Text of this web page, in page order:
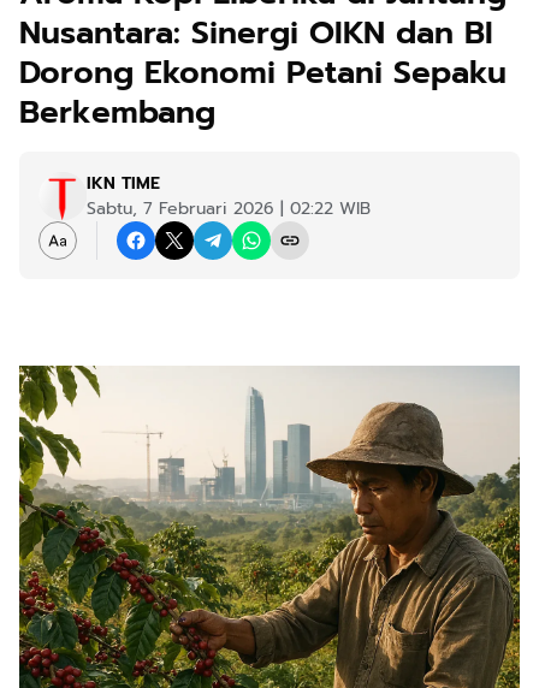
Nusantara: Sinergi OIKN dan BI
Dorong Ekonomi Petani Sepaku
Berkembang
IKN TIME
Sabtu, 7 Februari 2026 | 02:22 WIB